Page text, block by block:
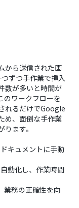
から送信された画
ずつ手作業で挿入
数が多いと時間が
のワークフローを
れるだけでGoogle
め、面倒な手作業
ます。
キュメントに手動
動化し、作業時間
業務の正確性を向